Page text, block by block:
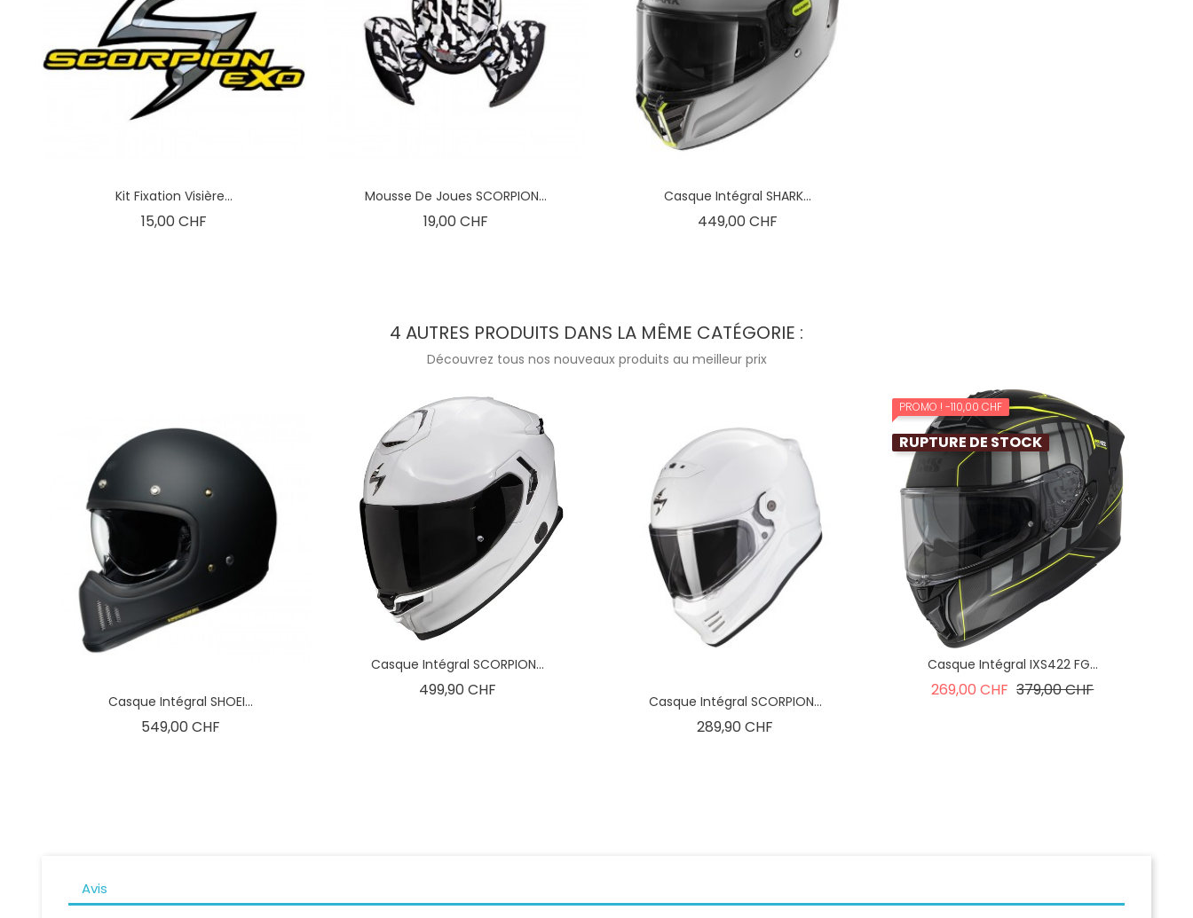
Kit Fixation Visière...
15,00 CHFPrix
Mousse De Joues SCORPION...
19,00 CHFPrix
Casque Intégral SHARK...
449,00 CHFPrix
4 AUTRES PRODUITS DANS LA MÊME CATÉGORIE :
Découvrez tous nos nouveaux produits au meilleur prix
Casque Intégral SHOEI...
549,00 CHFPrix
Casque Intégral SCORPION...
499,90 CHF
Casque Intégral SCORPION...
289,90 CHF
PROMO ! -110,00 CHF
RUPTURE DE STOCK
Casque Intégral IXS422 FG...
269,00 CHF Prix de base
379,00 CHFPrix
Avis